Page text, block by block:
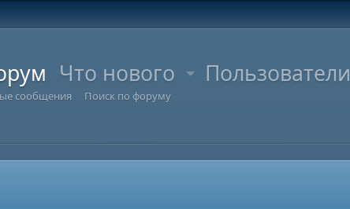
Что нового Пользователи
сообщения Поиск по форуму